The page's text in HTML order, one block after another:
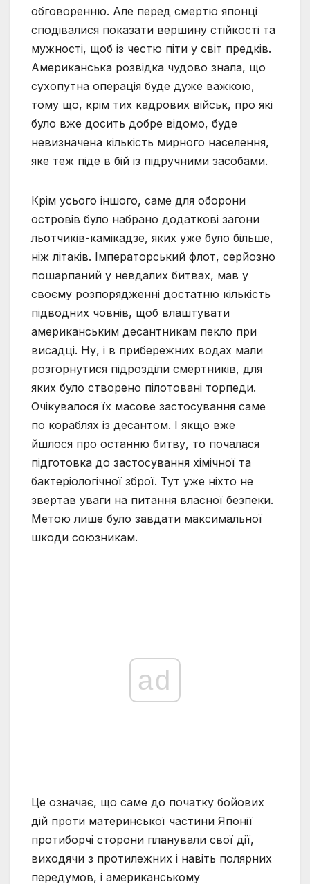
обговоренню. Але перед смертю японці
сподівалися показати вершину стійкості та
мужності, щоб із честю піти у світ предків.
Американська розвідка чудово знала, що
сухопутна операція буде дуже важкою,
тому що, крім тих кадрових військ, про які
було вже досить добре відомо, буде
невизначена кількість мирного населення,
яке теж піде в бій із підручними засобами.
Крім усього іншого, саме для оборони
островів було набрано додаткові загони
льотчиків-камікадзе, яких уже було більше,
ніж літаків. Імператорський флот, серйозно
пошарпаний у невдалих битвах, мав у
своєму розпорядженні достатню кількість
підводних човнів, щоб влаштувати
американським десантникам пекло при
висадці. Ну, і в прибережних водах мали
розгорнутися підрозділи смертників, для
яких було створено пілотовані торпеди.
Очікувалося їх масове застосування саме
по кораблях із десантом. І якщо вже
йшлося про останню битву, то почалася
підготовка до застосування хімічної та
бактеріологічної зброї. Тут уже ніхто не
звертав уваги на питання власної безпеки.
Метою лише було завдати максимальної
шкоди союзникам.
ad
Це означає, що саме до початку бойових
дій проти материнської частини Японії
протиборчі сторони планували свої дії,
виходячи з протилежних і навіть полярних
передумов, і американському